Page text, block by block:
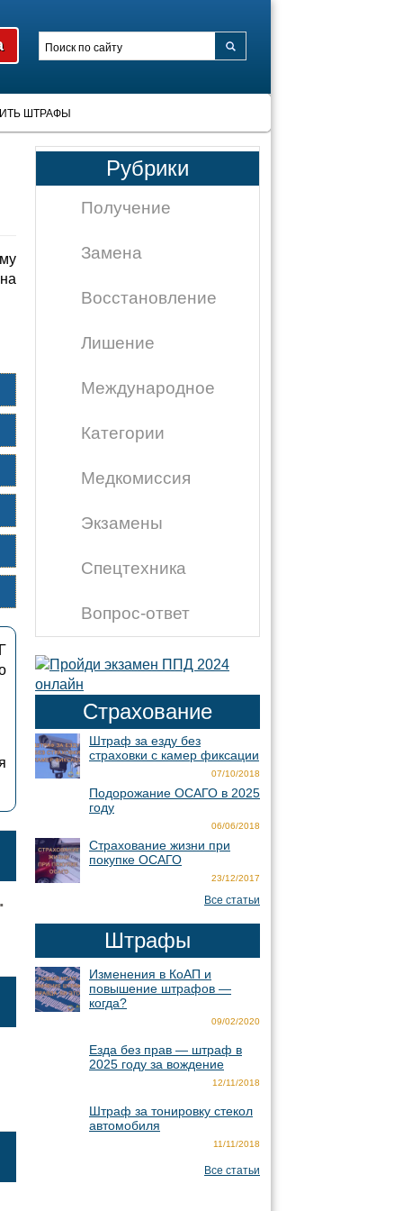
ШТРАФЫ
Рубрики
Получение
Замена
Восстановление
Лишение
Международное
Категории
Медкомиссия
Экзамены
Спецтехника
Вопрос-ответ
Страхование
Штраф за езду без
страховки с камер фиксации
07/10/2018
Подорожание ОСАГО в 2025
году
06/06/2018
Страхование жизни при
покупке ОСАГО
23/12/2017
Все статьи
Штрафы
Изменения в КоАП и
повышение штрафов —
когда?
09/02/2020
Езда без прав — штраф в
2025 году за вождение
12/11/2018
Штраф за тонировку стекол
автомобиля
11/11/2018
Все статьи